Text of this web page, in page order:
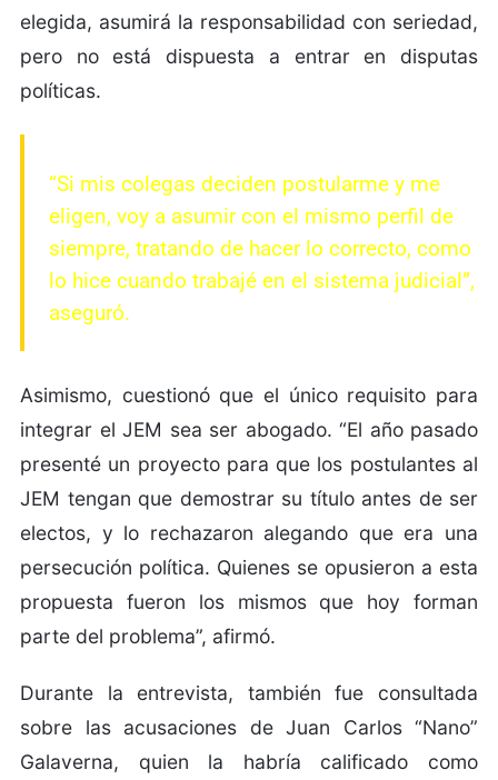
elegida, asumirá la responsabilidad con seriedad,
pero no está dispuesta a entrar en disputas
políticas.
“Si mis colegas deciden postularme y me
eligen, voy a asumir con el mismo perfil de
siempre, tratando de hacer lo correcto, como
lo hice cuando trabajé en el sistema judicial”,
aseguró.
Asimismo, cuestionó que el único requisito para
integrar el JEM sea ser abogado. “El año pasado
presenté un proyecto para que los postulantes al
JEM tengan que demostrar su título antes de ser
electos, y lo rechazaron alegando que era una
persecución política. Quienes se opusieron a esta
propuesta fueron los mismos que hoy forman
parte del problema”, afirmó.
Durante la entrevista, también fue consultada
sobre las acusaciones de Juan Carlos “Nano”
Galaverna, quien la habría calificado como